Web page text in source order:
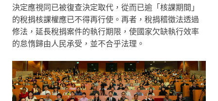
決定應視同已被復查決定取代，從而已逾「核課期間」
的稅捐核課權應已不得再行使。再者，稅捐稽徵法透過
修法，延長稅捐案件的執行期限，使國家欠缺執行效率
的怠惰歸由人民承受，並不合乎法理。